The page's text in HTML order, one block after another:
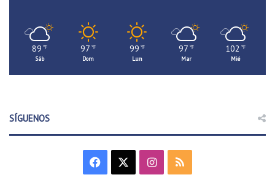
89 ℉
Sáb
97 ℉
Dom
99 ℉
Lun
97 ℉
Mar
102 ℉
Mié
SÍGUENOS
I